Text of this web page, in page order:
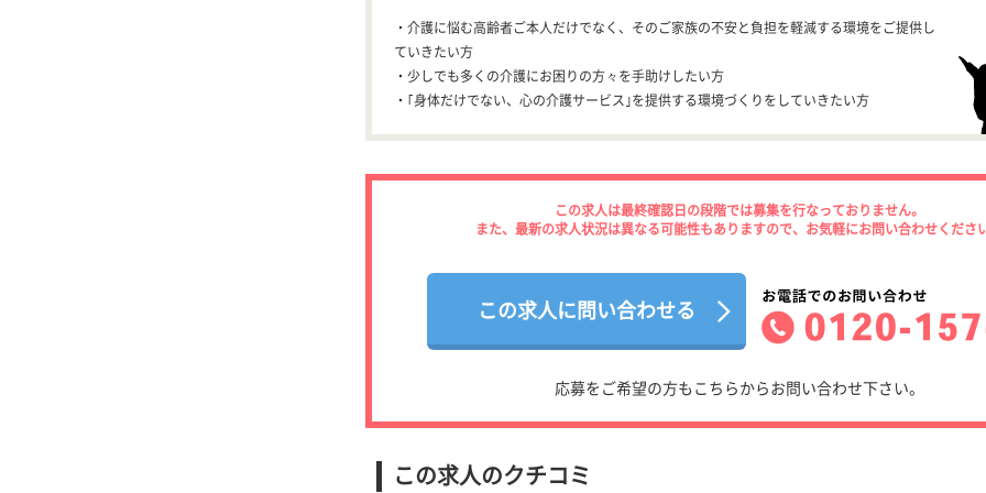
・介護に悩む高齢者ご本人だけでなく、そのご家族の不安と負担を軽減する環境をご提供し
ていきたい方
・少しでも多くの介護にお困りの方々を手助けしたい方
・｢身体だけでない、心の介護サービス｣を提供する環境づくりをしていきたい方
この求人は最終確認日の段階では募集を行なっておりません。
また、最新の求人状況は異なる可能性もありますので、お気軽にお問い合わせくださ
この求人に問い合わせる
応募をご希望の方もこちらからお問い合わせ下さい。
この求人のクチコミ